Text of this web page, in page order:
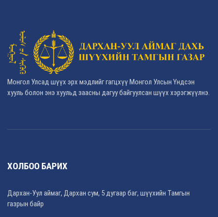
Монгол Улсад шүүх эрх мэдлийг гагцхүү Монгол Улсын Үндсэн
хууль болон энэ хуульд заасны дагуу байгуулсан шүүх хэрэгжүүлнэ.
ХОЛБОО БАРИХ
Дархан-Уул аймаг, Дархан сум, 5 дугаар баг, шүүхийн Тамгын
газрын байр